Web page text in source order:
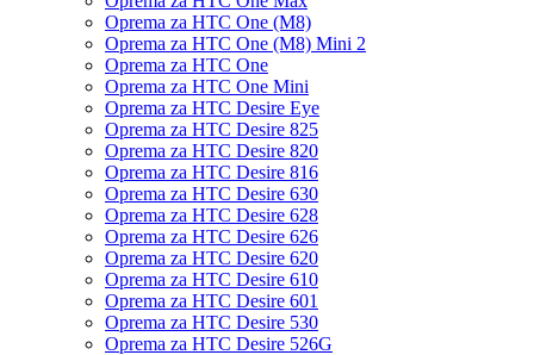
Oprema za HTC One (M8)
Oprema za HTC One (M8) Mini 2
Oprema za HTC One
Oprema za HTC One Mini
Oprema za HTC Desire Eye
Oprema za HTC Desire 825
Oprema za HTC Desire 820
Oprema za HTC Desire 816
Oprema za HTC Desire 630
Oprema za HTC Desire 628
Oprema za HTC Desire 626
Oprema za HTC Desire 620
Oprema za HTC Desire 610
Oprema za HTC Desire 601
Oprema za HTC Desire 530
Oprema za HTC Desire 526G